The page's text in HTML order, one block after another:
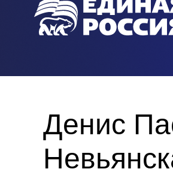
Денис